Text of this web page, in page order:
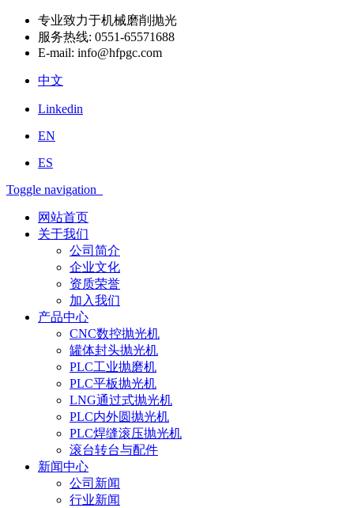
专业致力于机械磨削抛光
服务热线: 0551-65571688
E-mail: info@hfpgc.com
中文
Linkedin
EN
ES
Toggle navigation
网站首页
关于我们
公司简介
企业文化
资质荣誉
加入我们
产品中心
CNC数控抛光机
罐体封头抛光机
PLC工业抛磨机
PLC平板抛光机
LNG通过式抛光机
PLC内外圆抛光机
PLC焊缝滚压抛光机
滚台转台与配件
新闻中心
公司新闻
行业新闻